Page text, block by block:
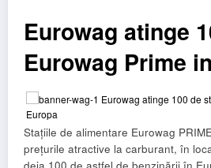
Eurowag atinge
Eurowag Prime
Stațiile de alimentare Eurowag
prețurile atractive la carburant, în
deja 100 de astfel de benzinării în